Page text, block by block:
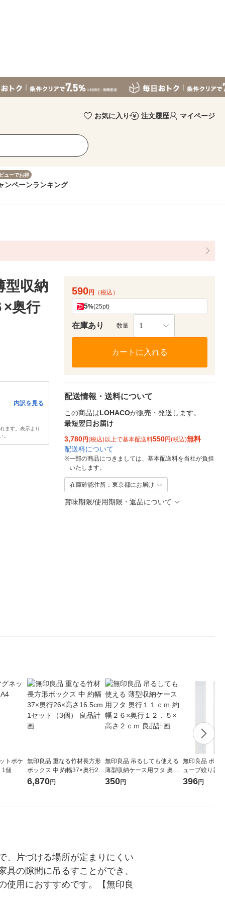
お気に入り 注文履歴 マイページ
ューでお得
ンペーンランキング
型収納
×奥行
内訳を見る
ます。表示より
。
590円 （税込）
5%(25pt)
在庫あり 数量 1
カートに入れる
配送情報・送料について
この商品はLOHACOが販売・発送します。
最短翌日お届け
3,780円(税込)以上で基本配送料550円(税込)無料
配送料について
※一部の商品につきましては、基本配送料を当社が負担
いたします。
在庫確認住所：東京都にお届け
賞味期限/使用期限・返品について
トポケ
1個
無印良品 重なる竹材長方形
ボックス 中 約幅37×奥行26
×高さ16.5cm 1セット（3
個） 良品計画
6,870円
無印良品 吊るしても使える
薄型収納ケース用フタ 奥行
１１ｃｍ 約幅２６×奥行１
350円
無印良品 ポリ
ューブ絞り器
（12個：3個
396円
、片づける場所が定まりにくい
の隙間に吊るすことができ、
使用におすすめです。【無印良